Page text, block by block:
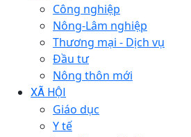
Công nghiệp
Nông-Lâm nghiệp
Thương mại - Dịch vụ
Đầu tư
Nông thôn mới
XÃ HỘI
Giáo dục
Y tế